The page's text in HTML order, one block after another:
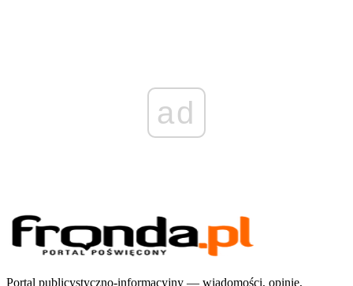
ad
Portal publicystyczno-informacyjny — wiadomości, opinie,